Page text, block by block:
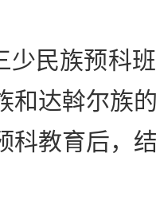
民族预科班
和达斡尔族
科教育后，